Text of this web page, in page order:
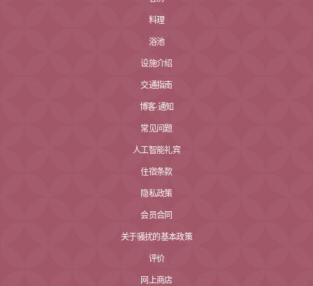
料理
浴池
设施介绍
交通指南
博客·通知
常见问题
人工智能礼宾
住宿条款
隐私政策
会员合同
关于骚扰的基本政策
评价
网上商店